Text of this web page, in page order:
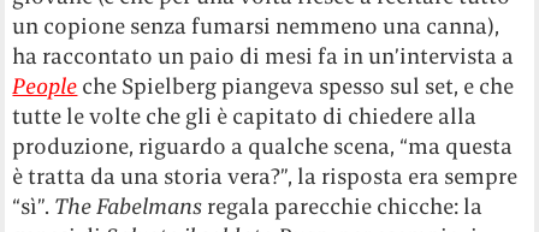
un copione senza fumarsi nemmeno una canna),
ha raccontato un paio di mesi fa in un’intervista a
People che Spielberg piangeva spesso sul set, e che
tutte le volte che gli è capitato di chiedere alla
produzione, riguardo a qualche scena, “ma questa
è tratta da una storia vera?”, la risposta era sempre
“sì”. The Fabelmans regala parecchie chicche: la